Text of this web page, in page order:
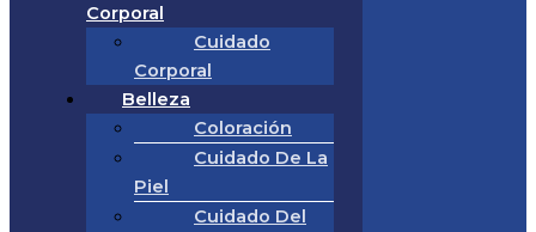
Corporal
Cuidado
Corporal
Belleza
Coloración
Cuidado De La
Piel
Cuidado Del